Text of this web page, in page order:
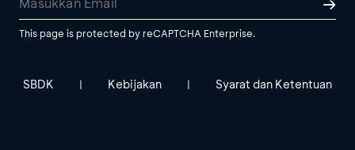
This page is protected by reCAPTCHA Enterprise.
SBDK | Kebijakan | Syarat dan Ketentuan